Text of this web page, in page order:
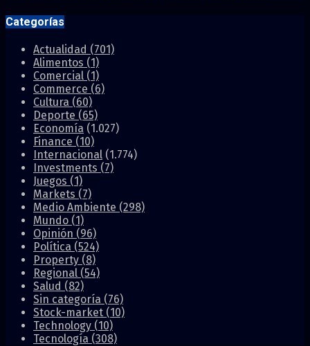
Categorías
Actualidad (701)
Alimentos (1)
Comercial (1)
Commerce (6)
Cultura (60)
Deporte (65)
Economía (1.027)
Finance (10)
Internacional (1.774)
Investments (7)
Juegos (1)
Markets (7)
Medio Ambiente (298)
Mundo (1)
Opinión (96)
Política (524)
Property (8)
Regional (54)
Salud (82)
Sin categoría (76)
Stock-market (10)
Technology (10)
Tecnología (308)